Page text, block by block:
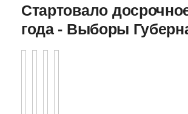
Стартовало
года - Выборы